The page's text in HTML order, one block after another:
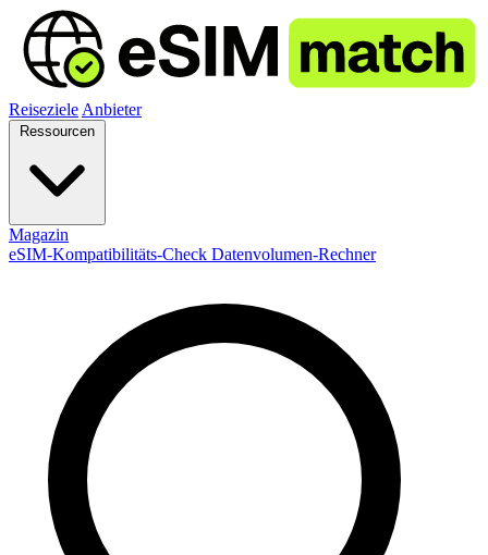
Reiseziele Anbieter
Magazin
eSIM-Kompatibilitäts-Check Datenvolumen-Rechner